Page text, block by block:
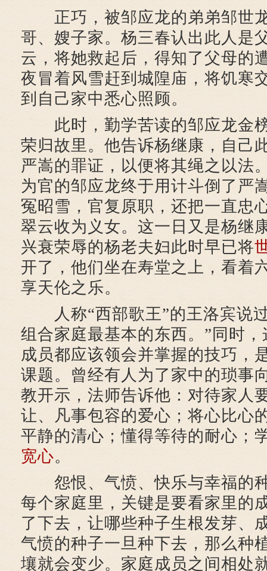
正巧，被邹应龙的弟弟邹世
哥、嫂子家。杨三春认出此人是
云，将她救起后，得知了父母的
夜冒着风雪赶到城隍庙，将饥寒
到自己家中悉心照顾。
此时，勤学苦读的邹应龙金
荣归故里。他告诉杨继康，自己
严嵩的罪证，以便将其绳之以法
为官的邹应龙终于用计斗倒了严
冤昭雪，官复原职，还把一直忠
翠云收为义女。这一日又是杨继
兴衰荣辱的杨老夫妇此时早已将
开了，他们坐在寿堂之上，看着
享天伦之乐。
人称“西部歌王”的王洛宾说
组合家庭最基本的东西。”同时
成员都应该领会并掌握的技巧，
课题。曾经有人为了家中的琐事
教开示，法师告诉他：对待家
让、凡事包容的爱心；将心比心
平静的清心；懂得等待的耐心；
宽心。
怨恨、气愤、快乐与幸福的
每个家庭里，关键是要看家里的
了下去，让哪些种子生根发芽、
气愤的种子一旦种下去，那么种
壤就会变少。家庭成员之间相处